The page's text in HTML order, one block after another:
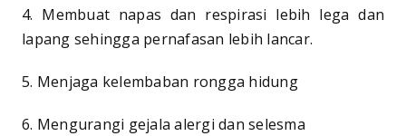
4. Membuat napas dan respirasi lebih lega dan
lapang sehingga pernafasan lebih lancar.
5. Menjaga kelembaban rongga hidung
6. Mengurangi gejala alergi dan selesma